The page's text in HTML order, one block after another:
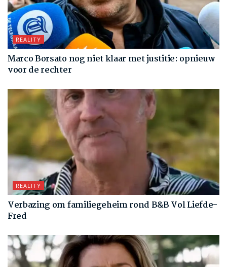
REALITY
Marco Borsato nog niet klaar met justitie: opnieuw
voor de rechter
REALITY
Verbazing om familiegeheim rond B&B Vol Liefde-
Fred